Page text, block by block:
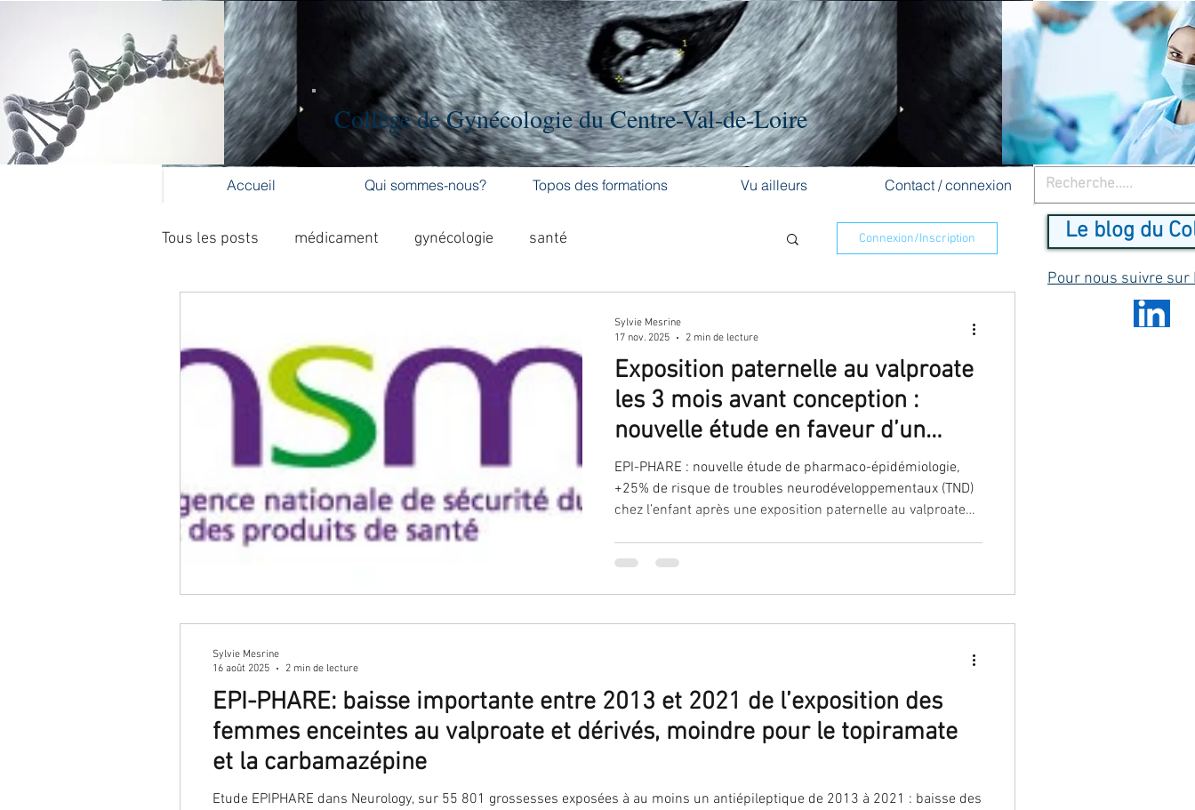
Collège de Gynécologie du Centre-Val-de-Loire
Accueil Qui sommes-nous? Topos des formations Vu ailleurs Contact / connexion
Tous les posts médicament gynécologie santé
activité physique accouchement cancer cancer du sein
cancer du col cancer de l'ovaire
dépistage endométriose Infection fausse-couche
grossesse malformation nutrition oncogénétique PMA
préservation de fertilité
Traitement hormonal de ménopause
Connexion/Inscription
Exposition paternelle au valproate
les 3 mois avant conception :
nouvelle étude en faveur d’un
risque accru de troubles neuro-
développementaux chez l’enfant,
rappel des restrictions de
prescription
EPI-PHARE : nouvelle étude de pharmaco-épidémiologie,
+25% de risque de troubles neurodéveloppementaux (TND)
chez l’enfant après une exposition paternelle au valproate
Sylvie Mesrine
17 nov. 2025
2 min de lecture
EPI-PHARE: baisse importante entre 2013 et 2021 de l’exposition des
femmes enceintes au valproate et dérivés, moindre pour le topiramate
et la carbamazépine
Etude EPIPHARE dans Neurology, sur 55 801 grossesses exposées à au moins un antiépileptique de 2013 à 2021 : baisse des
Sylvie Mesrine
16 août 2025
2 min de lecture
Pour nous suivre sur
Le blog du